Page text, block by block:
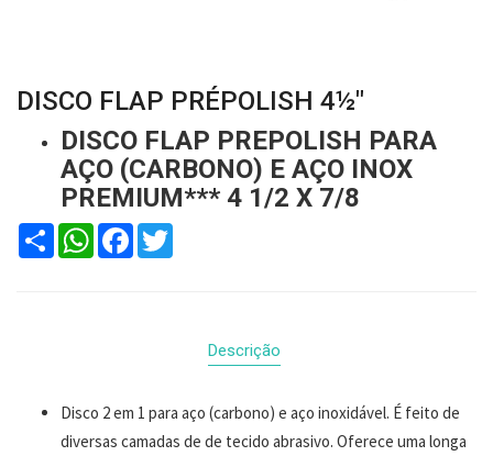
DISCO FLAP PRÉPOLISH 4½"
DISCO FLAP PREPOLISH PARA
AÇO (CARBONO) E AÇO INOX
PREMIUM*** 4 1/2 X 7/8
Compartilhar
WhatsAppFacebook
Twitter
Descrição
Disco 2 em 1 para aço (carbono) e aço inoxidável. É feito de
diversas camadas de de tecido abrasivo. Oferece uma longa